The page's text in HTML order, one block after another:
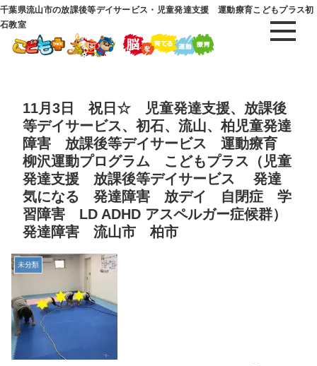
千葉県流山市の放課後等デイサービス・児童発達支援 運動療育こどもプラス初
石教室
11月3日 祝日☆ 児童発達支援、放課後
等デイサービス、初石、流山、柏児童発達
障害 放課後等デイサービス 運動療育
柳沢運動プログラム こどもプラス（児童
発達支援 放課後等デイサービス 発達
気になる 発達障害 放デイ 自閉症 学
習障害 LD ADHD アスペルガー症候群）
発達障害 流山市 柏市
未分類